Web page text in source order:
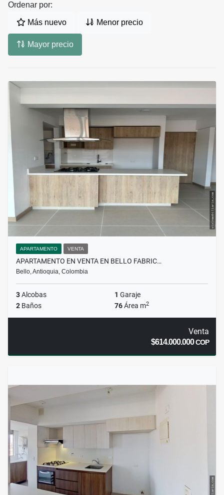
Ordenar por:
Más nuevo Menor precio
Mayor precio
APARTAMENTO VENTA
APARTAMENTO EN VENTA EN BELLO FABRIC…
Bello, Antioquia, Colombia
3Alcobas 1 Garaje
2 Baños 76Área m2
Venta
$614.000.000COP